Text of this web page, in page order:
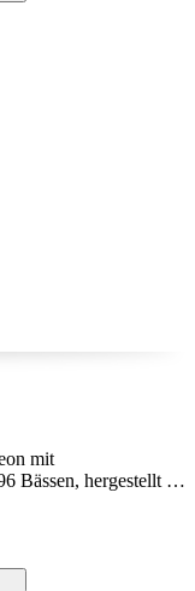
mit
Bässen, hergestellt in
Musik,